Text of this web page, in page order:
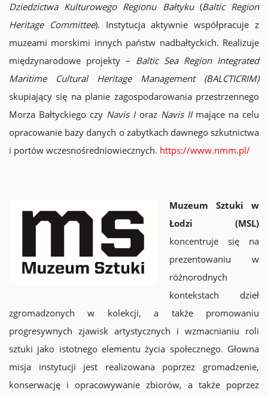
Dziedzictwa Kulturowego Regionu Bałtyku(Baltic Region
Heritage Committee). Instytucja aktywnie współpracuje z
muzeami morskimi innych państw nadbałtyckich. Realizuje
międzynarodowe projekty – Baltic Sea Region Integrated
Maritime Cultural Heritage Management (BALCTICRIM)
skupiający się na planie zagospodarowania przestrzennego
Morza Bałtyckiego czy Navis I oraz Navis IImające na celu
opracowanie bazy danych o zabytkach dawnego szkutnictwa
i portów wczesnośredniowiecznych. https://www.nmm.pl/
Muzeum Sztuki w
Łodzi (MSL)
koncentruje się na
prezentowaniu w
różnorodnych
kontekstach dzieł
zgromadzonych w kolekcji, a także promowaniu
progresywnych zjawisk artystycznych i wzmacnianiu roli
sztuki jako istotnego elementu życia społecznego. Głowna
misja instytucji jest realizowana poprzez gromadzenie,
konserwację i opracowywanie zbiorów, a także poprzez